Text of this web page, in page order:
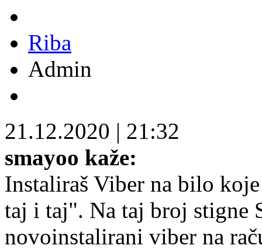
Riba
Admin
21.12.2020 | 21:32
smayoo kaže:
Instaliraš Viber na bilo
taj i taj". Na taj broj stigne
novoinstalirani viber na